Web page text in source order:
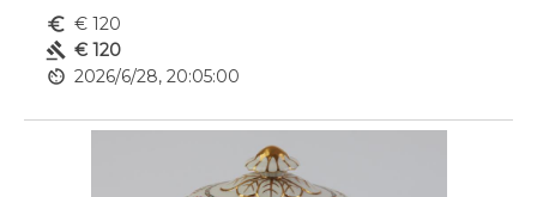
euro_symbol € 120
gavel € 120
av_timer 2026/6/28, 20:05:00